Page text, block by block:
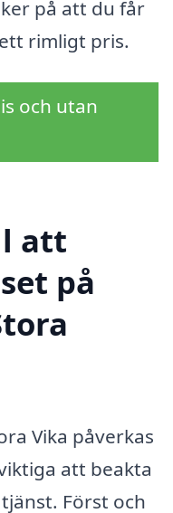
på att du får
rimligt pris.
och utan
att
på
Vika påverkas
att beakta
Först och